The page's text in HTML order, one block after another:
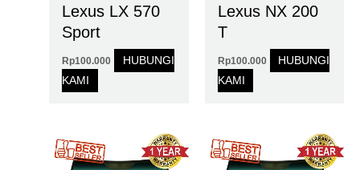
Lexus LX 570
Sport
Rp100.000
HUBUNGI
KAMI
Lexus NX 200
T
Rp100.000
HUBUNGI
KAMI